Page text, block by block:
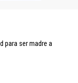
para ser madre a